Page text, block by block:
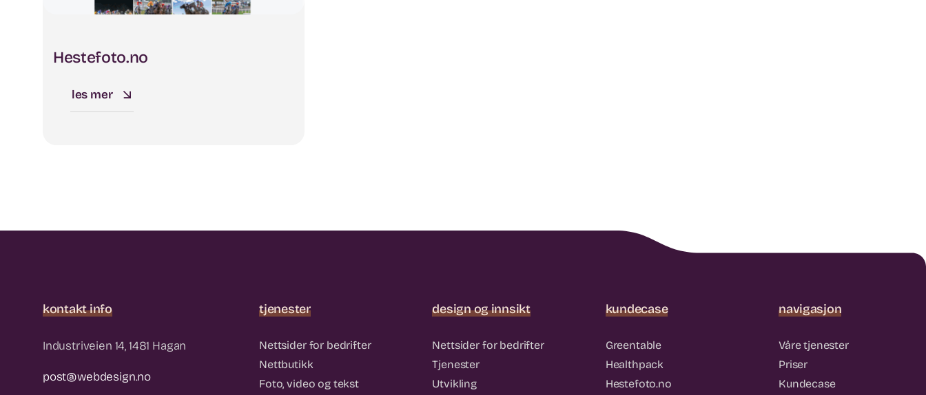
Hestefoto.no
les mer
kontakt info
Industriveien 14, 1481 Hagan
post@webdesign.no
tjenester
Nettsider for bedrifter
Nettbutikk
Foto, video og tekst
design og innsikt
Nettsider for bedrifter
Tjenester
Utvikling
kundecase
Greentable
Healthpack
Hestefoto.no
navigasjon
Våre tjenester
Priser
Kundecase